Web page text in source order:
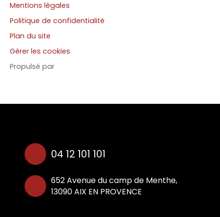
Mentions légales
Politique de confidentialité
Plan du site
Gérer les cookies
Propulsé par
04 12 101 101
652 Avenue du camp de Menthe,
13090 AIX EN PROVENCE